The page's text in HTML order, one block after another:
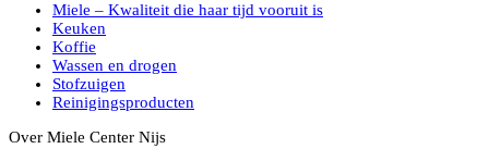
Miele – Kwaliteit die haar tijd vooruit is
Keuken
Koffie
Wassen en drogen
Stofzuigen
Reinigingsproducten
Over Miele Center Nijs